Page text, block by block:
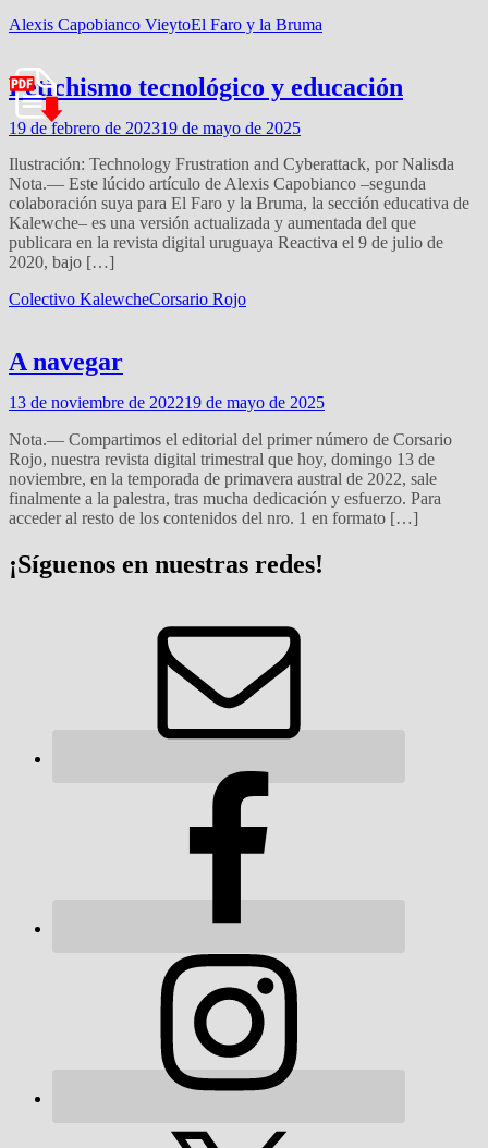
Alexis Capobianco VieytoEl Faro y la Bruma
Fetichismo tecnológico y educación
19 de febrero de 202319 de mayo de 2025
Ilustración: Technology Frustration and Cyberattack, por Nalisda
Nota.— Este lúcido artículo de Alexis Capobianco –segunda
colaboración suya para El Faro y la Bruma, la sección educativa de
Kalewche– es una versión actualizada y aumentada del que
publicara en la revista digital uruguaya Reactiva el 9 de julio de
2020, bajo […]
Colectivo KalewcheCorsario Rojo
A navegar
13 de noviembre de 202219 de mayo de 2025
Nota.— Compartimos el editorial del primer número de Corsario
Rojo, nuestra revista digital trimestral que hoy, domingo 13 de
noviembre, en la temporada de primavera austral de 2022, sale
finalmente a la palestra, tras mucha dedicación y esfuerzo. Para
acceder al resto de los contenidos del nro. 1 en formato […]
¡Síguenos en nuestras redes!